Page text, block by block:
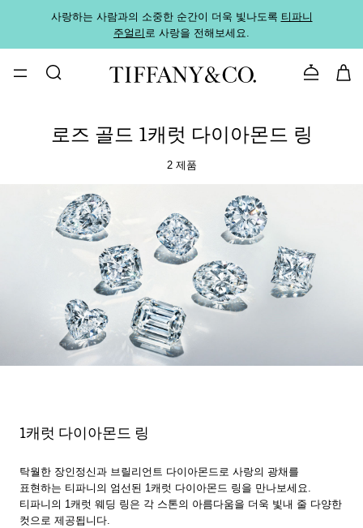
사랑하는 사람과의 소중한 순간이 더욱 빛나도록 티파니
주얼리로 사랑을 전해보세요.
문의하기
로즈 골드 1캐럿 다이아몬드 링
2 제품
1캐럿 다이아몬드 링
탁월한 장인정신과 브릴리언트 다이아몬드로 사랑의 광채를
표현하는 티파니의 엄선된 1캐럿 다이아몬드 링을 만나보세요.
티파니의 1캐럿 웨딩 링은 각 스톤의 아름다움을 더욱 빛내 줄 다양한
컷으로 제공됩니다.